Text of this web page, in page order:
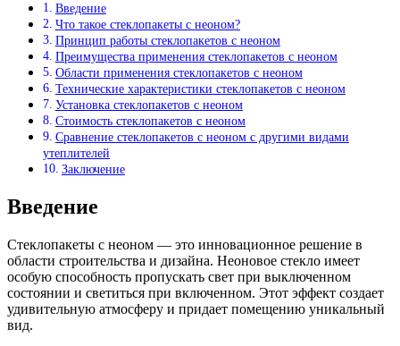
Введение
Что такое стеклопакеты с неоном?
Принцип работы стеклопакетов с неоном
Преимущества применения стеклопакетов с неоном
Области применения стеклопакетов с неоном
Технические характеристики стеклопакетов с неоном
Установка стеклопакетов с неоном
Стоимость стеклопакетов с неоном
Сравнение стеклопакетов с неоном с другими видами
утеплителей
Заключение
Введение
Стеклопакеты с неоном — это инновационное решение в
области строительства и дизайна. Неоновое стекло имеет
особую способность пропускать свет при выключенном
состоянии и светиться при включенном. Этот эффект создает
удивительную атмосферу и придает помещению уникальный
вид.